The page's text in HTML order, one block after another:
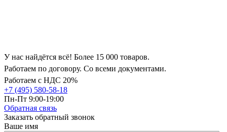
У нас найдётся всё! Более 15 000 товаров.
Работаем по договору. Со всеми документами.
Работаем с НДС 20%
+7 (495) 580-58-18
Пн-Пт 9:00-19:00
Обратная связь
Заказать обратный звонок
Ваше имя